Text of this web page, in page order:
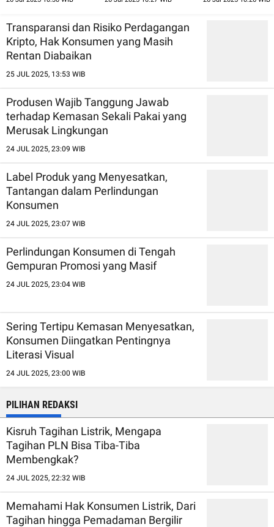
Transparansi dan Risiko Perdagangan
Kripto, Hak Konsumen yang Masih
Rentan Diabaikan
25 JUL 2025, 13:53 WIB
Produsen Wajib Tanggung Jawab
terhadap Kemasan Sekali Pakai yang
Merusak Lingkungan
24 JUL 2025, 23:09 WIB
Label Produk yang Menyesatkan,
Tantangan dalam Perlindungan
Konsumen
24 JUL 2025, 23:07 WIB
Perlindungan Konsumen di Tengah
Gempuran Promosi yang Masif
24 JUL 2025, 23:04 WIB
Sering Tertipu Kemasan Menyesatkan,
Konsumen Diingatkan Pentingnya
Literasi Visual
24 JUL 2025, 23:00 WIB
PILIHAN REDAKSI
Kisruh Tagihan Listrik, Mengapa
Tagihan PLN Bisa Tiba-Tiba
Membengkak?
24 JUL 2025, 22:32 WIB
Memahami Hak Konsumen Listrik, Dari
Tagihan hingga Pemadaman Bergilir